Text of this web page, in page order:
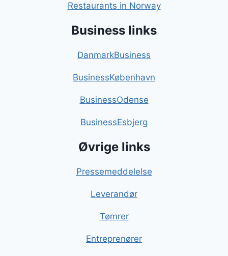
Restaurants in Norway
Business links
DanmarkBusiness
BusinessKøbenhavn
BusinessOdense
BusinessEsbjerg
Øvrige links
Pressemeddelelse
Leverandør
Tømrer
Entreprenører